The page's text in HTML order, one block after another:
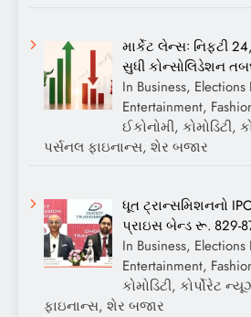
માર્કેટ લેન્સઃ નિફ્ટી
સુધી કોન્સોલિડેશન
In Business,
Entertainment,
ઈકોનોમી, કોમોડિટી,
પર્સનલ ફાઇનાન્સ, શેર બજાર
ધૂત ટ્રાન્સમિશનનો
પ્રાઇસ બેન્ડ રૂ. 829-
In Business,
Entertainment,
કોમોડિટી, કોર્પોરેટ
ફાઇનાન્સ, શેર બજાર